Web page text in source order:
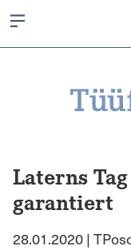
Laterns
garantiert
28.01.2020 |